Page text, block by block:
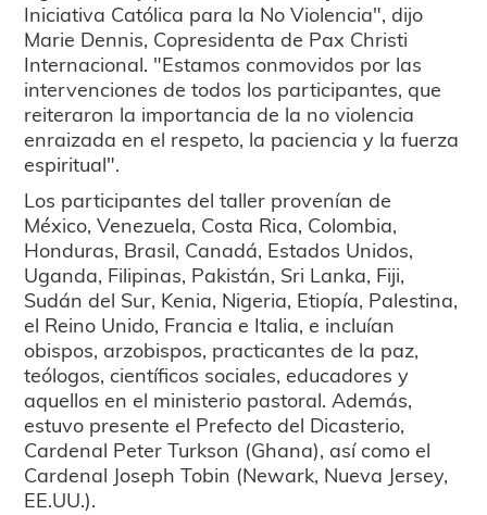
Iniciativa Católica para la No Violencia", dijo
Marie Dennis, Copresidenta de Pax Christi
Internacional. "Estamos conmovidos por las
intervenciones de todos los participantes, que
reiteraron la importancia de la no violencia
enraizada en el respeto, la paciencia y la fuerza
espiritual".
Los participantes del taller provenían de
México, Venezuela, Costa Rica, Colombia,
Honduras, Brasil, Canadá, Estados Unidos,
Uganda, Filipinas, Pakistán, Sri Lanka, Fiji,
Sudán del Sur, Kenia, Nigeria, Etiopía, Palestina,
el Reino Unido, Francia e Italia, e incluían
obispos, arzobispos, practicantes de la paz,
teólogos, científicos sociales, educadores y
aquellos en el ministerio pastoral. Además,
estuvo presente el Prefecto del Dicasterio,
Cardenal Peter Turkson (Ghana), así como el
Cardenal Joseph Tobin (Newark, Nueva Jersey,
EE.UU.).